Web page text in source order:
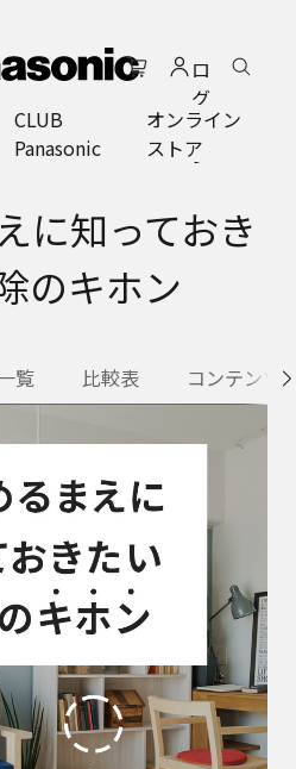
ロ
グ
イ
ン
CLUB
Panasonic
オンライン
ストア
に知っておき
のキホン
覧 比較表 コンテンツ